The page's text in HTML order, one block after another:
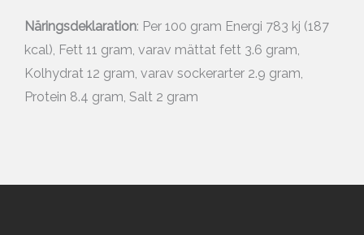
Näringsdeklaration: Per 100 gram Energi 783 kj (187
kcal), Fett 11 gram, varav mättat fett 3.6 gram,
Kolhydrat 12 gram, varav sockerarter 2.9 gram,
Protein 8.4 gram, Salt 2 gram